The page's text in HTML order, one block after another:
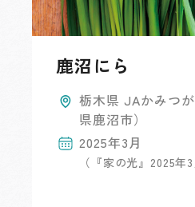
鹿沼にら
栃木県 JAかみつ
県鹿沼市）
2025年3月
（『家の光』2025年